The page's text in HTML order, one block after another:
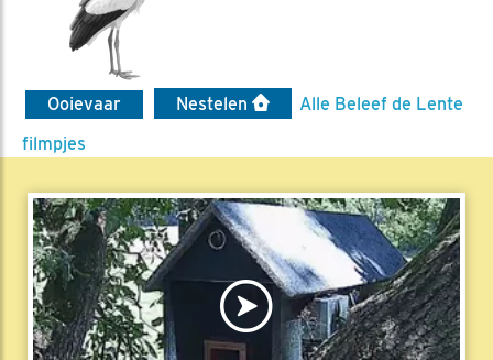
Ooievaar Nestelen
Alle Beleef de Lente
filmpjes